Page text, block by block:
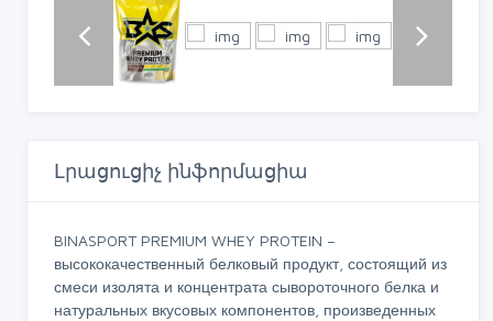
Լրացուցիչ ինֆորմացիա
BINASPORT PREMIUM WHEY PROTEIN –
высококачественный белковый продукт, состоящий из
смеси изолята и концентрата сывороточного белка и
натуральных вкусовых компонентов, произведенных